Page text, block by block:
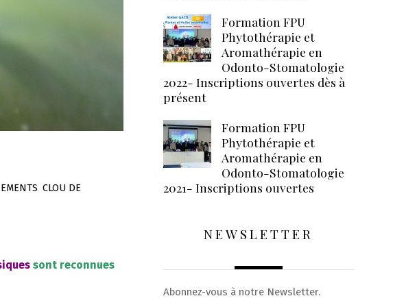
,CLOU DE
sont reconnues
Formation FPU
Phytothérapie et
Aromathérapie en
Odonto-Stomatologie
2022- Inscriptions ouvertes dès à
présent
Formation FPU
Phytothérapie et
Aromathérapie en
Odonto-Stomatologie
2021- Inscriptions ouvertes
NEWSLETTER
Abonnez-vous à notre Newsletter.